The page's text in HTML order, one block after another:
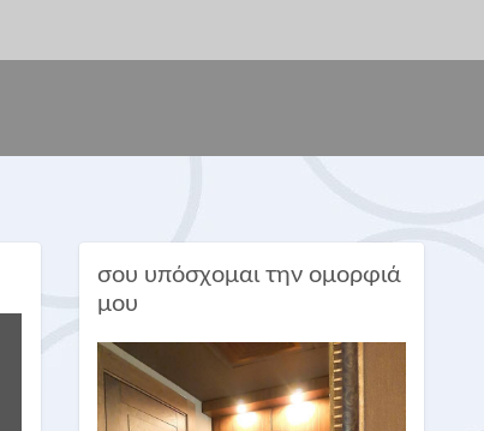
σου υπόσχομαι την ομορφιά
μου